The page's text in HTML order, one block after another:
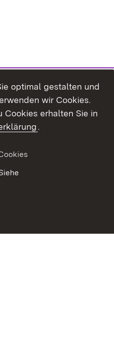
optimal gestalten und
wir Cookies.
Cookies erhalten Sie in
.